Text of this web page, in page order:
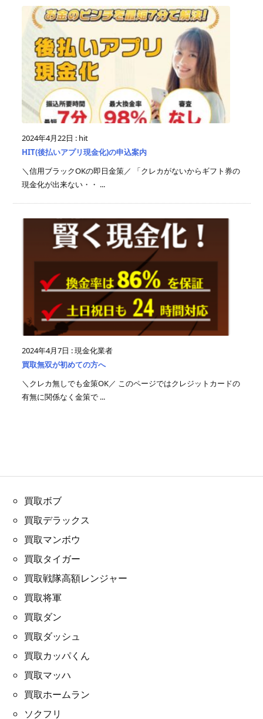
2024年4月22日 : hit
HIT(後払いアプリ現金化)の申込案内
＼信用ブラックOKの即日金策／ 「クレカがないからギフト券の
現金化が出来ない・・ ...
2024年4月7日 :現金化業者
買取無双が初めての方へ
＼クレカ無しでも金策OK／ このページではクレジットカードの
有無に関係なく金策で ...
買取ボブ
買取デラックス
買取マンボウ
買取タイガー
買取戦隊高額レンジャー
買取将軍
買取ダン
買取ダッシュ
買取カッパくん
買取マッハ
買取ホームラン
ソクフリ